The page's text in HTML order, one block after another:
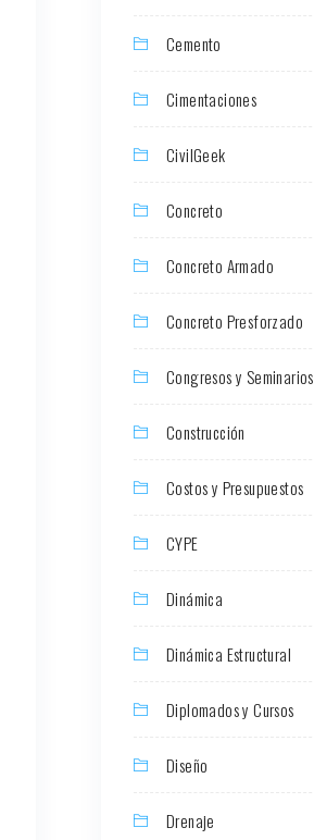
Cemento
Cimentaciones
CivilGeek
Concreto
Concreto Armado
Concreto Presforzado
Congresos y Seminarios
Construcción
Costos y Presupuestos
CYPE
Dinámica
Dinámica Estructural
Diplomados y Cursos
Diseño
Drenaje